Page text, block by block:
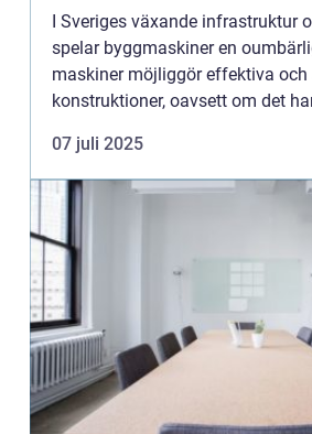
I Sveriges växande infrastruktur
spelar byggmaskiner en
maskiner möjliggör effektiva och
konstruktioner, oavsett om det
07 juli 2025